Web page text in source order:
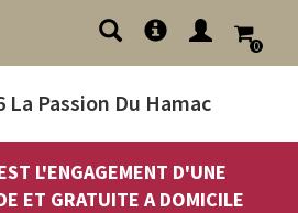
0
La Passion Du Hamac
L'ENGAGEMENT D'UNE
ET GRATUITE A DOMICILE